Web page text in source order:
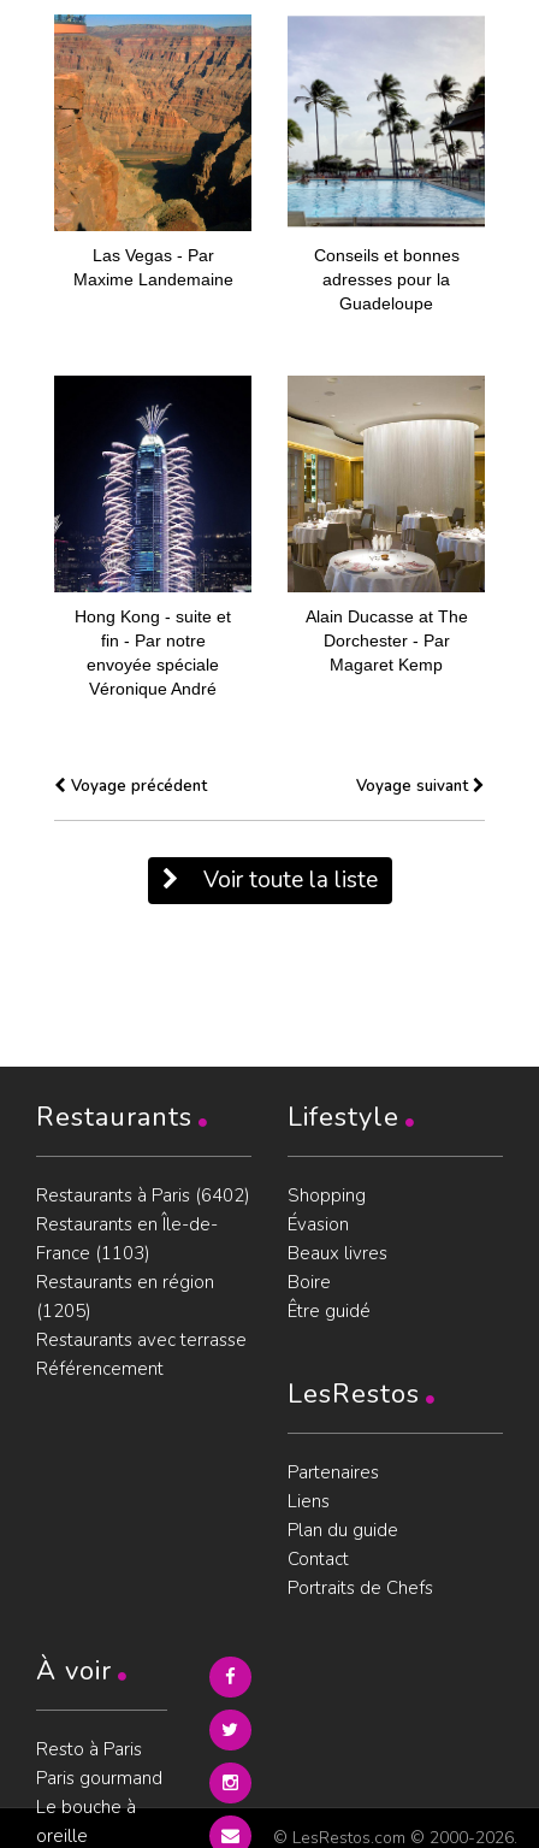
Las Vegas - Par
Maxime Landemaine
Conseils et bonnes
adresses pour la
Guadeloupe
Hong Kong - suite et
fin - Par notre
envoyée spéciale
Véronique André
Alain Ducasse at The
Dorchester - Par
Magaret Kemp
Voyage précédent Voyage suivant
Voir toute la liste
Restaurants
Restaurants à Paris (6402)
Restaurants en Île-de-
France (1103)
Restaurants en région
(1205)
Restaurants avec terrasse
Référencement
Lifestyle
Shopping
Évasion
Beaux livres
Boire
Être guidé
LesRestos
Partenaires
Liens
Plan du guide
Contact
Portraits de Chefs
À voir
Resto à Paris
Paris gourmand
Le bouche à
oreille
© LesRestos.com © 2000-2026.